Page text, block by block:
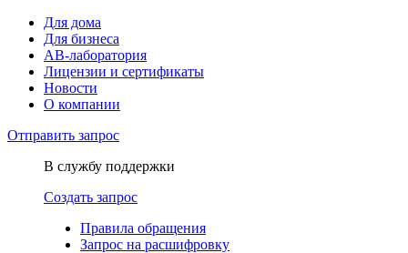
Для дома
Для бизнеса
АВ-лаборатория
Лицензии и сертификаты
Новости
О компании
Отправить запрос
В службу поддержки
Создать запрос
Правила обращения
Запрос на расшифровку